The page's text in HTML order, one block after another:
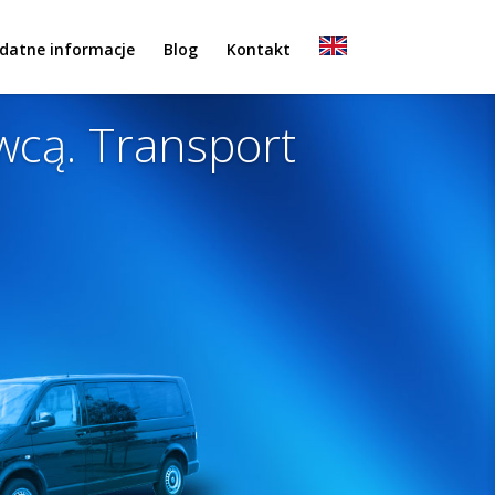
informacje Blog Kontakt
Transport